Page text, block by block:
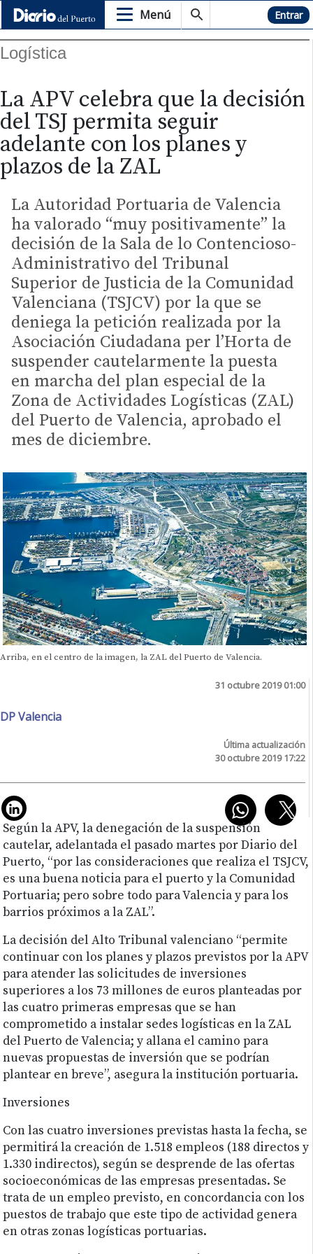
Menú Hemeroteca Entrar
Logística
La APV celebra que la decisión
del TSJ permita seguir
adelante con los planes y
plazos de la ZAL
La Autoridad Portuaria de Valencia
ha valorado “muy positivamente” la
decisión de la Sala de lo Contencioso-
Administrativo del Tribunal
Superior de Justicia de la Comunidad
Valenciana (TSJCV) por la que se
deniega la petición realizada por la
Asociación Ciudadana per l’Horta de
suspender cautelarmente la puesta
en marcha del plan especial de la
Zona de Actividades Logísticas (ZAL)
del Puerto de Valencia, aprobado el
mes de diciembre.
Arriba, en el centro de la imagen, la ZAL del Puerto de Valencia.
31 octubre 2019 01:00
DP Valencia
Última actualización
30 octubre 2019 17:22
Según la APV, la denegación de la suspensión
cautelar, adelantada el pasado martes por Diario del
Puerto, “por las consideraciones que realiza el TSJCV,
es una buena noticia para el puerto y la Comunidad
Portuaria; pero sobre todo para Valencia y para los
barrios próximos a la ZAL”.
La decisión del Alto Tribunal valenciano “permite
continuar con los planes y plazos previstos por la APV
para atender las solicitudes de inversiones
superiores a los 73 millones de euros planteadas por
las cuatro primeras empresas que se han
comprometido a instalar sedes logísticas en la ZAL
del Puerto de Valencia; y allana el camino para
nuevas propuestas de inversión que se podrían
plantear en breve”, asegura la institución portuaria.
Inversiones
Con las cuatro inversiones previstas hasta la fecha, se
permitirá la creación de 1.518 empleos (188 directos y
1.330 indirectos), según se desprende de las ofertas
socioeconómicas de las empresas presentadas. Se
trata de un empleo previsto, en concordancia con los
puestos de trabajo que este tipo de actividad genera
en otras zonas logísticas portuarias.